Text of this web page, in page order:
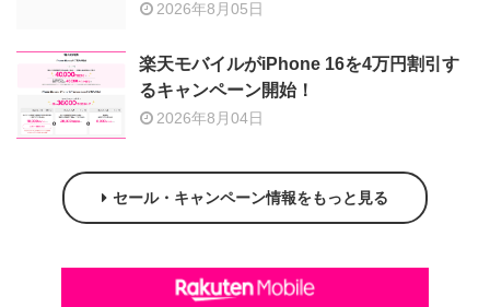
2026年8月05日
楽天モバイルがiPhone 16を4万円割引す
るキャンペーン開始！
2026年8月04日
セール・キャンペーン情報をもっと見る